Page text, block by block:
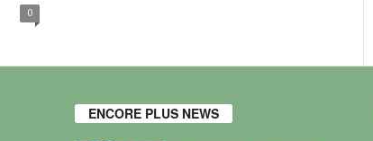
0
ENCORE PLUS NEWS